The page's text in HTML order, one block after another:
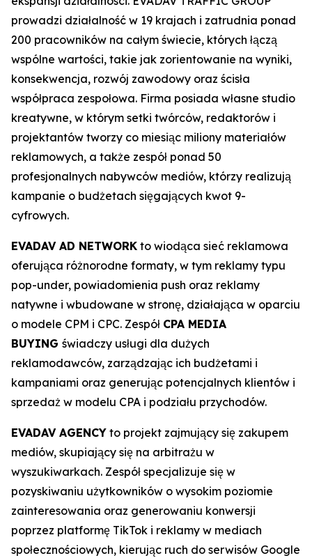
prowadzi działalność w 19 krajach i zatrudnia ponad
200 pracowników na całym świecie, których łączą
wspólne wartości, takie jak zorientowanie na wyniki,
konsekwencja, rozwój zawodowy oraz ścisła
współpraca zespołowa. Firma posiada własne studio
kreatywne, w którym setki twórców, redaktorów i
projektantów tworzy co miesiąc miliony materiałów
reklamowych, a także zespół ponad 50
profesjonalnych nabywców mediów, którzy realizują
kampanie o budżetach sięgających kwot 9-
cyfrowych.
EVADAV AD NETWORK to wiodąca sieć reklamowa
oferująca różnorodne formaty, w tym reklamy typu
pop-under, powiadomienia push oraz reklamy
natywne i wbudowane w stronę, działająca w oparciu
o modele CPM i CPC. Zespół CPA MEDIA
BUYING świadczy usługi dla dużych
reklamodawców, zarządzając ich budżetami i
kampaniami oraz generując potencjalnych klientów i
sprzedaż w modelu CPA i podziału przychodów.
EVADAV AGENCY to projekt zajmujący się zakupem
mediów, skupiający się na arbitrażu w
wyszukiwarkach. Zespół specjalizuje się w
pozyskiwaniu użytkowników o wysokim poziomie
zainteresowania oraz generowaniu konwersji
poprzez platformę TikTok i reklamy w mediach
społecznościowych, kierując ruch do serwisów Google